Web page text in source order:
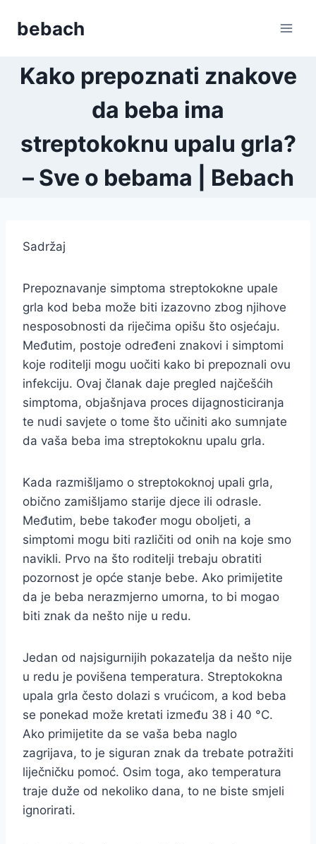
bebach
Kako prepoznati znakove
da beba ima
streptokoknu upalu grla?
– Sve o bebama | Bebach
Sadržaj
Prepoznavanje simptoma streptokokne upale
grla kod beba može biti izazovno zbog njihove
nesposobnosti da riječima opišu što osjećaju.
Međutim, postoje određeni znakovi i simptomi
koje roditelji mogu uočiti kako bi prepoznali ovu
infekciju. Ovaj članak daje pregled najčešćih
simptoma, objašnjava proces dijagnosticiranja
te nudi savjete o tome što učiniti ako sumnjate
da vaša beba ima streptokoknu upalu grla.
Kada razmišljamo o streptokoknoj upali grla,
obično zamišljamo starije djece ili odrasle.
Međutim, bebe također mogu oboljeti, a
simptomi mogu biti različiti od onih na koje smo
navikli. Prvo na što roditelji trebaju obratiti
pozornost je opće stanje bebe. Ako primijetite
da je beba nerazmjerno umorna, to bi mogao
biti znak da nešto nije u redu.
Jedan od najsigurnijih pokazatelja da nešto nije
u redu je povišena temperatura. Streptokokna
upala grla često dolazi s vrućicom, a kod beba
se ponekad može kretati između 38 i 40 °C.
Ako primijetite da se vaša beba naglo
zagrijava, to je siguran znak da trebate potražiti
liječničku pomoć. Osim toga, ako temperatura
traje duže od nekoliko dana, to ne biste smjeli
ignorirati.